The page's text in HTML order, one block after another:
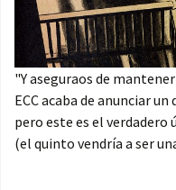
"Y aseguraos de
ECC acaba de anunciar
pero este es el
(el quinto vendría a ser